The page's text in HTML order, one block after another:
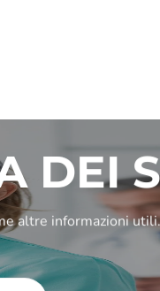
DEI
altre informazioni